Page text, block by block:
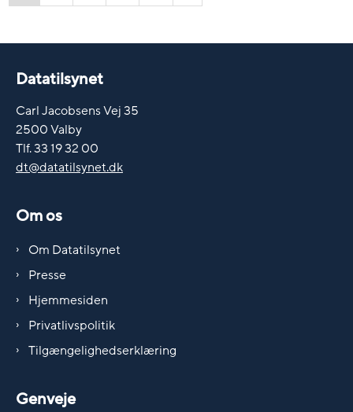
Datatilsynet
Carl Jacobsens Vej 35
2500 Valby
Tlf. 33 19 32 00
dt@datatilsynet.dk
Om os
Om Datatilsynet
Presse
Hjemmesiden
Privatlivspolitik
Tilgængelighedserklæring
Genveje